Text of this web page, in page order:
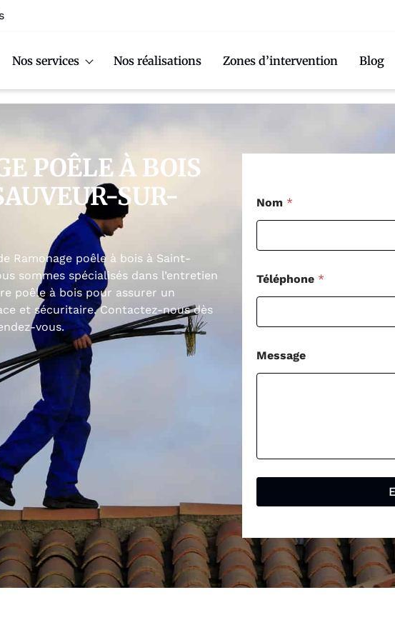
Nos services Nos réalisations Zones d’intervention Blog
POÊLE À BOIS
SUR-
Ramonage poêle à bois à Saint-
sommes spécialisés dans l’entretien
poêle à bois pour assurer un
et sécuritaire. Contactez-nous dès
vous.
Nom *
Téléphone *
Message